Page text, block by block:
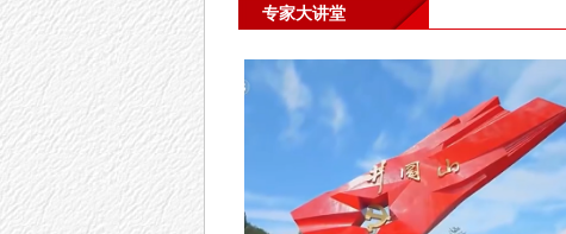
专家大讲堂